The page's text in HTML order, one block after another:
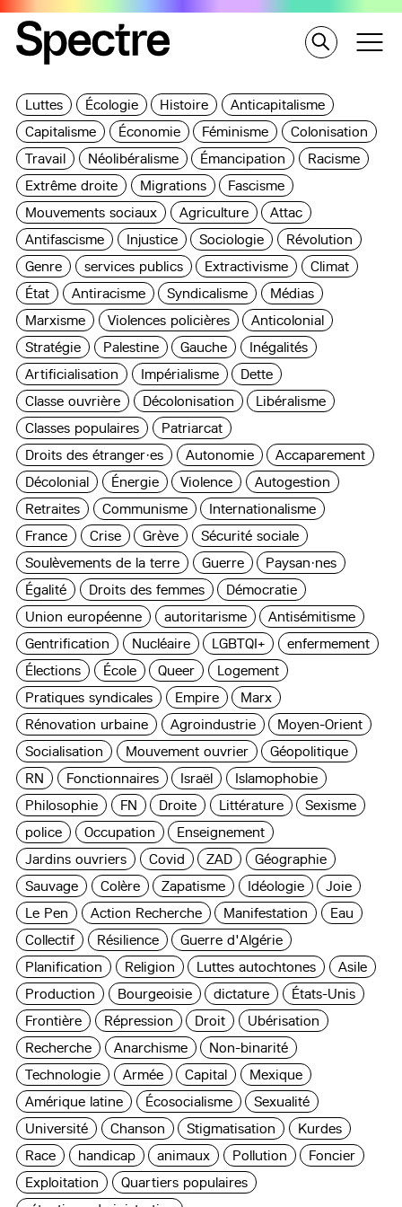
Luttes Écologie Histoire
Anticapitalisme
Capitalisme
Économie Féminisme
Colonisation
Travail
Néolibéralisme Émancipation
Racisme
Extrême droite
Migrations
Fascisme
Mouvements sociaux
Agriculture
Attac
Antifascisme
Injustice Sociologie
Révolution
Genre
services publics Extractivisme
Climat
État
Antiracisme Syndicalisme
Médias
Marxisme
Violences policières
Anticolonial
Stratégie
Palestine Gauche
Inégalités
Artificialisation
Impérialisme
Dette
Classe ouvrière
Décolonisation
Libéralisme
Classes populaires
Patriarcat
Droits des étranger·es
Autonomie
Accaparement
Décolonial
Énergie Violence
Autogestion
Retraites
Communisme
Internationalisme
France
Crise Grève
Sécurité sociale
Soulèvements de la terre
Guerre
Paysan·nes
Égalité
Droits des femmes
Démocratie
Union européenne
autoritarisme
Antisémitisme
Gentrification
Nucléaire LGBTQI+
enfermement
Élections
École Queer
Logement
Pratiques syndicales
Empire
Marx
Rénovation urbaine
Agroindustrie
Moyen-Orient
Socialisation
Mouvement ouvrier
Géopolitique
RN
Fonctionnaires Israël
Islamophobie
Philosophie
FN Droite Littérature
Sexisme
police
Occupation
Enseignement
Jardins ouvriers
Covid ZAD
Géographie
Sauvage
Colère Zapatisme Idéologie
Joie
Le Pen
Action Recherche Manifestation
Eau
Collectif
Résilience
Guerre d'Algérie
Planification
Religion Luttes autochtones
Asile
Production
Bourgeoisie dictature
États-Unis
Frontière
Répression Droit
Ubérisation
Recherche
Anarchisme
Non-binarité
Technologie
Armée Capital
Mexique
Amérique latine
Écosocialisme
Sexualité
Université
Chanson Stigmatisation
Kurdes
Race
handicap animaux Pollution
Foncier
Exploitation
Quartiers populaires